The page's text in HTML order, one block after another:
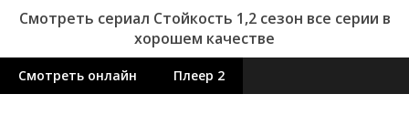
Смотреть сериал Стойкость 1,2 сезон все серии в
хорошем качестве
Смотреть онлайн Плеер 2